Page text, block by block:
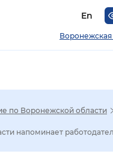
En
Воронежская
отображения
по Воронежской области
напоминает